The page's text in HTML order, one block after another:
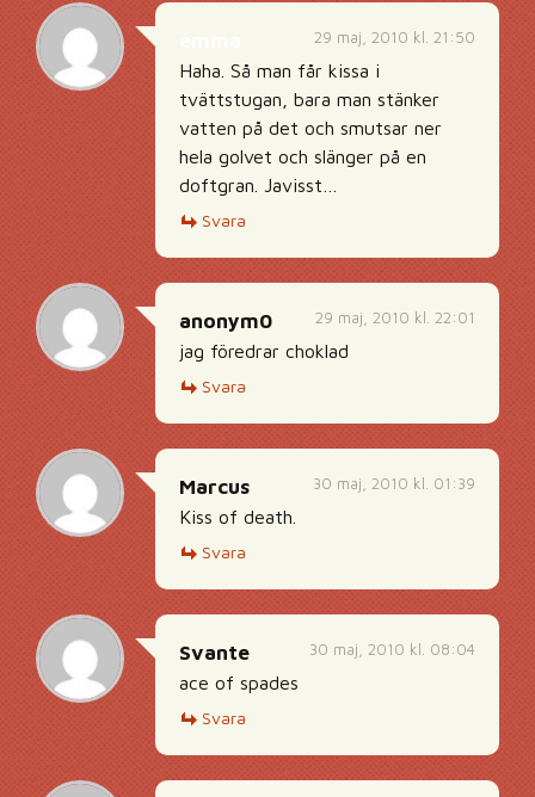
29 maj, 2010 kl. 21:50
Haha. Så man får kissa i
tvättstugan, bara man stänker
vatten på det och smutsar ner
hela golvet och slänger på en
doftgran. Javisst…
Svara
29 maj, 2010 kl. 22:01
anonym0
jag föredrar choklad
Svara
30 maj, 2010 kl. 01:39
Marcus
Kiss of death.
Svara
30 maj, 2010 kl. 08:04
Svante
ace of spades
Svara